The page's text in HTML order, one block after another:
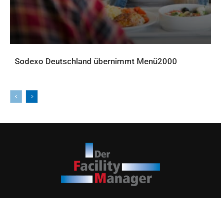
Sodexo Deutschland übernimmt Menü2000